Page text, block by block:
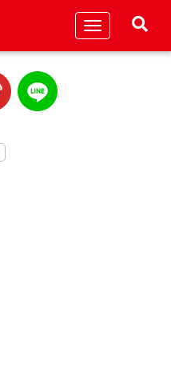
Toggle